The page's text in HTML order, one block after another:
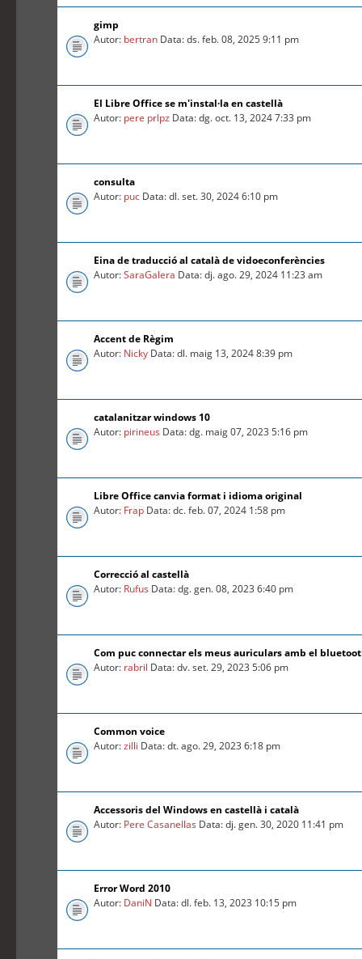
gimp
Autor: bertran Data: ds. feb. 08, 2025 9:11 pm
El Libre Office se m'instal·la en castellà
Autor: pere prlpz Data: dg. oct. 13, 2024 7:33 pm
consulta
Autor: puc Data: dl. set. 30, 2024 6:10 pm
Eina de traducció al català de vidoeconferències
Autor:SaraGalera Data: dj. ago. 29, 2024 11:23 am
Accent de Règim
Autor: Nicky Data: dl. maig 13, 2024 8:39 pm
catalanitzar windows 10
Autor: pirineus Data: dg. maig 07, 2023 5:16 pm
Libre Office canvia format i idioma original
Autor: Frap Data: dc. feb. 07, 2024 1:58 pm
Correcció al castellà
Autor: Rufus Data: dg. gen. 08, 2023 6:40 pm
Com puc connectar els meus auriculars amb el
Autor: rabril Data: dv. set. 29, 2023 5:06 pm
Common voice
Autor:zilli Data: dt. ago. 29, 2023 6:18 pm
Accessoris del Windows en castellà i català
Autor: Pere Casanellas Data: dj. gen. 30, 2020 11:41 pm
Error Word 2010
Autor: DaniN Data: dl. feb. 13, 2023 10:15 pm